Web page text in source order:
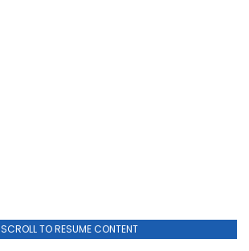
SCROLL TO RESUME CONTENT